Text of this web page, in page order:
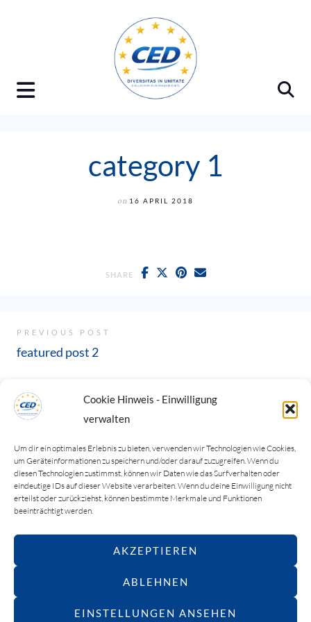
Cookie Hinweis - Einwilligung
verwalten
Um dir ein optimales Erlebnis zu bieten, verwenden wir Technologien wie Cookies,
um Geräteinformationen zu speichern und/oder darauf zuzugreifen. Wenn du
diesen Technologien zustimmst, können wir Daten wie das Surfverhalten oder
eindeutige IDs auf dieser Website verarbeiten. Wenn du deine Einwilligung nicht
erteilst oder zurückziehst, können bestimmte Merkmale und Funktionen
beeinträchtigt werden.
AKZEPTIEREN
ABLEHNEN
EINSTELLUNGEN ANSEHEN
category 1
on 16 APRIL 2018
SHARE
PREVIOUS POST
featured post 2
NEXT POST
© 2026 VIVAT EUROPA!